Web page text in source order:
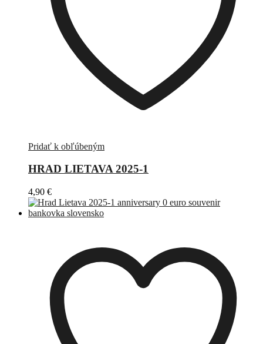
Pridať k obľúbeným
HRAD LIETAVA 2025-1
4,90 €